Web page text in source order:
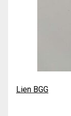
Lien BGG